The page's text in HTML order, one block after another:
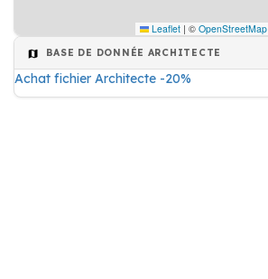
Leaflet | © OpenStreetMap
BASE DE DONNÉE ARCHITECTE
Achat fichier Architecte -20%